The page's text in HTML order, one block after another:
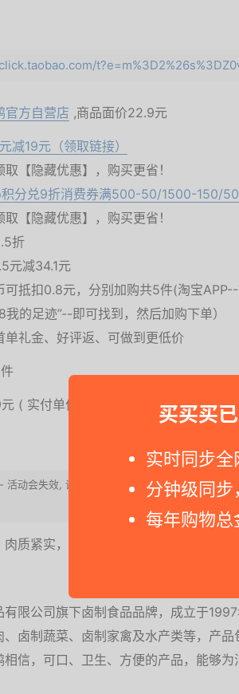
买买买
实时同步
分钟级同
每年购物
官方自营店 ,商品面价22.9元
减19元（领取链接）
取【隐藏优惠】，购买更省！
分兑9折消费券满500-50/1500-150/
取【隐藏优惠】，购买更省！
折
元减34.1元
可抵扣0.8元，分别加购共5件(淘宝
我的足迹”--即可找到，然后加购下单）
单礼金、好评返、可做到更低价
( 实付单件7.76元
动会失效, 请快点下手。要是您访问淘宝商家链
质紧实，气调包装，鲜香弹韧，细腻耐
有限公司旗下卤制食品品牌，成立于
、卤制蔬菜、卤制家禽及水产类等，产
信，可口、卫生、方便的产品，能够为